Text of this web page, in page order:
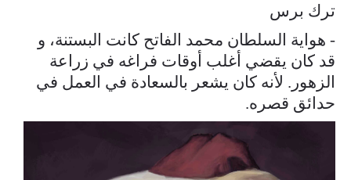
ترك برس
- هواية السلطان محمد الفاتح كانت البستنة، و
قد كان يقضي أغلب أوقات فراغه في زراعة
الزهور. لأنه كان يشعر بالسعادة في العمل في
حدائق قصره.